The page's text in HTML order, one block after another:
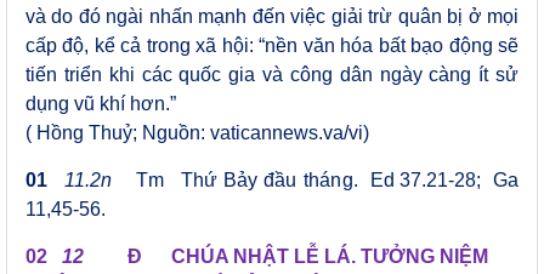
và do đó ngài nhấn mạnh đến việc giải trừ quân bị ở mọi
cấp độ, kể cả trong xã hội: “nền văn hóa bất bạo động sẽ
tiến triển khi các quốc gia và công dân ngày càng ít sử
dụng vũ khí hơn.”
( Hồng Thuỷ; Nguồn: vaticannews.va/vi)
01 11.2n Tm Thứ Bảy đầu tháng.
Ed 37.21-28; Ga
11,45-56.
02 12 Đ CHÚA NHẬT LỄ LÁ. TƯỞNG NIỆM